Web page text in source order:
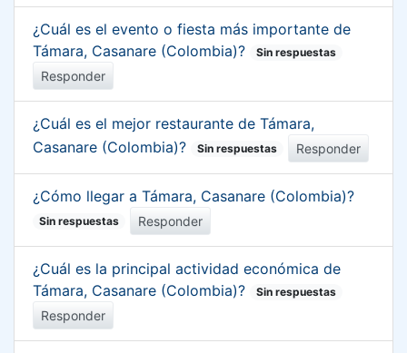
¿Cuál es el evento o fiesta más importante de
Támara, Casanare (Colombia)?
Sin respuestas
Responder
¿Cuál es el mejor restaurante de Támara,
Casanare (Colombia)?
Sin respuestas Responder
¿Cómo llegar a Támara, Casanare (Colombia)?
Sin respuestas Responder
¿Cuál es la principal actividad económica de
Támara, Casanare (Colombia)?
Sin respuestas
Responder